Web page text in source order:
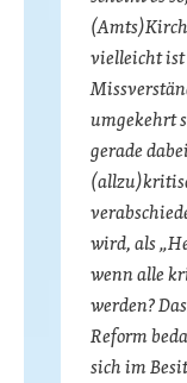
vielleicht
umgekehrt
gerade
wird, als
wenn alle
werden?
Reform
sich im